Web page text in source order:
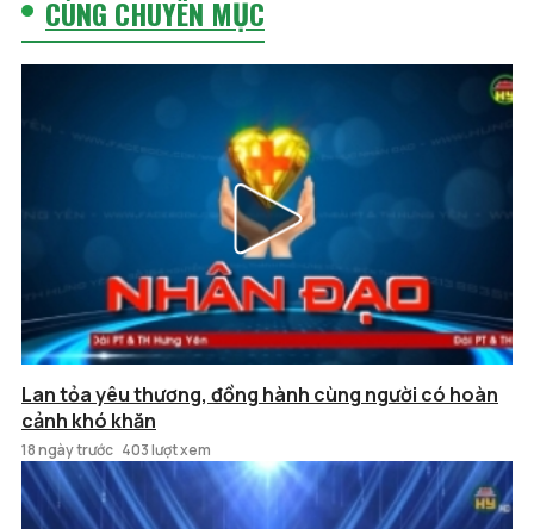
CÙNG CHUYÊN MỤC
Lan tỏa yêu thương, đồng hành cùng người có hoàn
cảnh khó khăn
18 ngày trước 403 lượt xem